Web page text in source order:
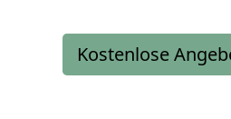
Kostenlose